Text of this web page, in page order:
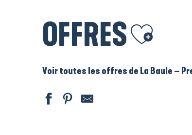
OFFRES Ajouter aux favoris
Voir toutes les offres de La Baule –